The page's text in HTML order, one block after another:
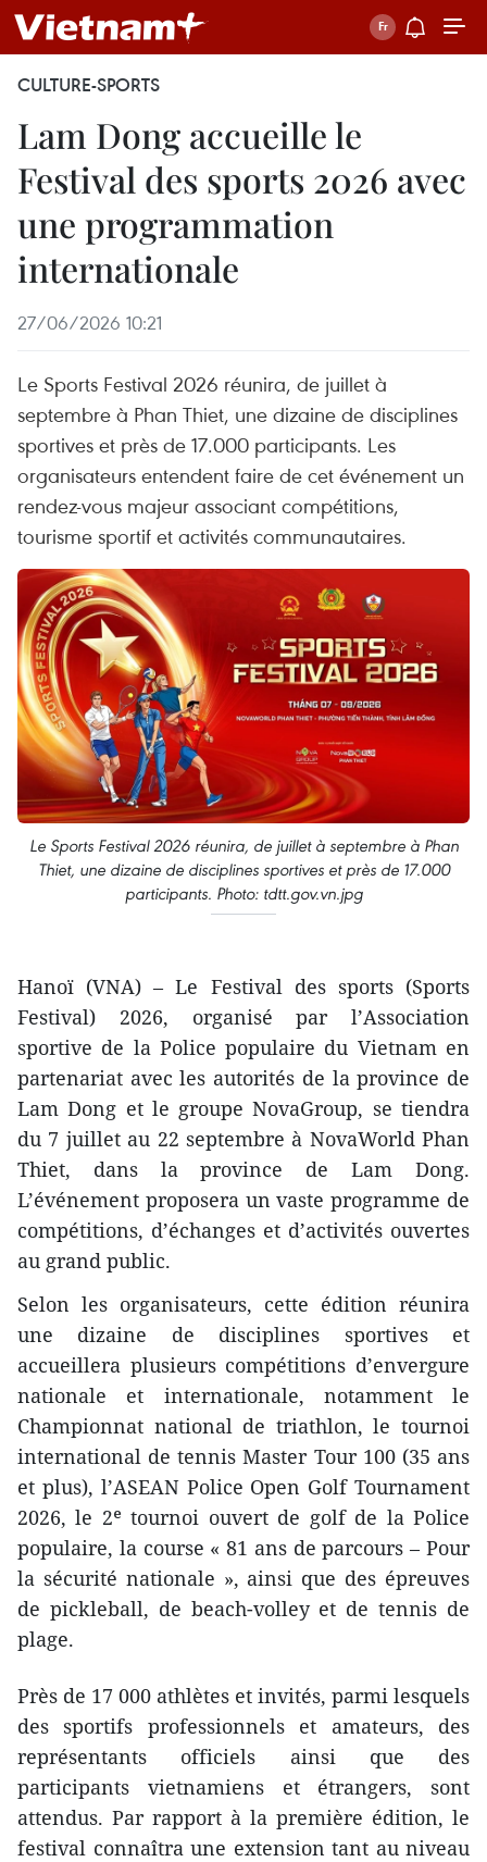
CULTURE-SPORTS
Lam Dong accueille le
Festival des sports 2026 avec
une programmation
internationale
27/06/2026 10:21
Le Sports Festival 2026 réunira, de juillet à
septembre à Phan Thiet, une dizaine de disciplines
sportives et près de 17.000 participants. Les
organisateurs entendent faire de cet événement un
rendez-vous majeur associant compétitions,
tourisme sportif et activités communautaires.
Le Sports Festival 2026 réunira, de juillet à septembre à Phan
Thiet, une dizaine de disciplines sportives et près de 17.000
participants. Photo: tdtt.gov.vn.jpg
Hanoï (VNA) – Le Festival des sports (Sports
Festival) 2026, organisé par l’Association
sportive de la Police populaire du Vietnam en
partenariat avec les autorités de la province de
Lam Dong et le groupe NovaGroup, se tiendra
du 7 juillet au 22 septembre à NovaWorld Phan
Thiet, dans la province de Lam Dong.
L’événement proposera un vaste programme de
compétitions, d’échanges et d’activités ouvertes
au grand public.
Selon les organisateurs, cette édition réunira
une dizaine de disciplines sportives et
accueillera plusieurs compétitions d’envergure
nationale et internationale, notamment le
Championnat national de triathlon, le tournoi
international de tennis Master Tour 100 (35 ans
et plus), l’ASEAN Police Open Golf Tournament
2026, le 2ᵉ tournoi ouvert de golf de la Police
populaire, la course « 81 ans de parcours – Pour
la sécurité nationale », ainsi que des épreuves
de pickleball, de beach-volley et de tennis de
plage.
Près de 17 000 athlètes et invités, parmi lesquels
des sportifs professionnels et amateurs, des
représentants officiels ainsi que des
participants vietnamiens et étrangers, sont
attendus. Par rapport à la première édition, le
festival connaîtra une extension tant au niveau